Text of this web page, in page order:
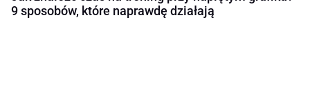
9 sposobów, które naprawdę działają